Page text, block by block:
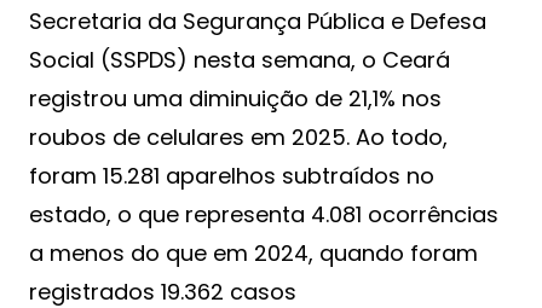
Secretaria da Segurança Pública e Defesa
Social (SSPDS) nesta semana, o Ceará
registrou uma diminuição de 21,1% nos
roubos de celulares em 2025. Ao todo,
foram 15.281 aparelhos subtraídos no
estado, o que representa 4.081 ocorrências
a menos do que em 2024, quando foram
registrados 19.362 casos